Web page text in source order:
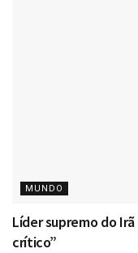
MUNDO
Líder supremo do
crítico”